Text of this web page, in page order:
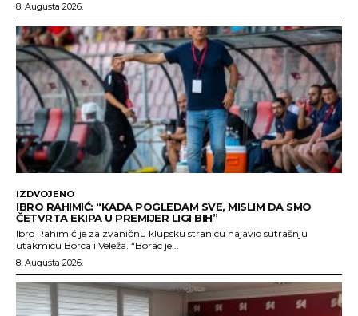
8. Augusta 2026.
IZDVOJENO
IBRO RAHIMIĆ: “KADA POGLEDAM SVE, MISLIM DA SMO
ČETVRTA EKIPA U PREMIJER LIGI BIH”
Ibro Rahimić je za zvaničnu klupsku stranicu najavio sutrašnju
utakmicu Borca i Veleža. “Borac je...
8. Augusta 2026.